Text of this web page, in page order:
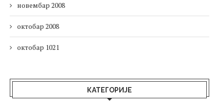
новембар 2008
октобар 2008
октобар 1021
КАТЕГОРИЈЕ